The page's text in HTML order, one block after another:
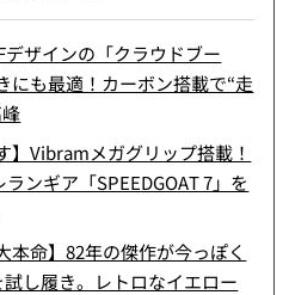
デザインの「クラウドブー
にも最適！カーボン搭載で“走
】Vibramメガグリップ搭載！
ンギア「SPEEDGOAT 7」を
本命】82年の傑作が今っぽく
し履き。レトロなイエロー